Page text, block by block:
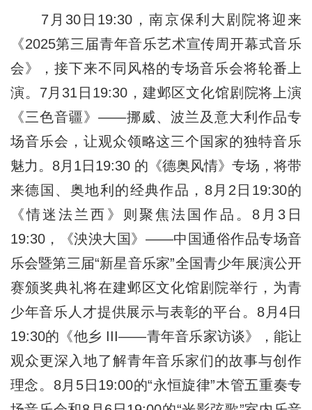
7月30日19:30，南京保利大剧院将迎来
《2025第三届青年音乐艺术宣传周开幕式音乐
会》，接下来不同风格的专场音乐会将轮番上
演。7月31日19:30，建邺区文化馆剧院将上演
《三色音疆》——挪威、波兰及意大利作品专
场音乐会，让观众领略这三个国家的独特音乐
魅力。8月1日19:30 的《德奥风情》专场，将带
来德国、奥地利的经典作品，8月2日19:30的
《情迷法兰西》则聚焦法国作品。8月3日
19:30，《泱泱大国》——中国通俗作品专场音
乐会暨第三届“新星音乐家”全国青少年展演公开
赛颁奖典礼将在建邺区文化馆剧院举行，为青
少年音乐人才提供展示与表彰的平台。8月4日
19:30的《他乡 III——青年音乐家访谈》，能让
观众更深入地了解青年音乐家们的故事与创作
理念。8月5日19:00的“永恒旋律”木管五重奏专